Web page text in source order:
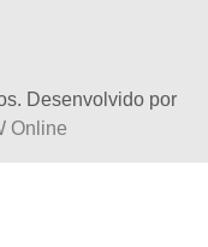
Desenvolvido por
Online